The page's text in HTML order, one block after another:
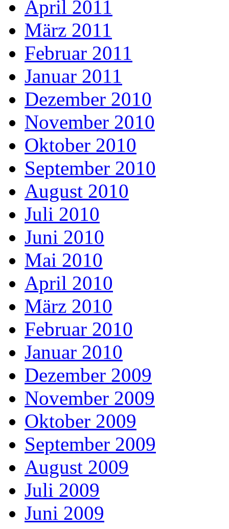
April 2011
März 2011
Februar 2011
Januar 2011
Dezember 2010
November 2010
Oktober 2010
September 2010
August 2010
Juli 2010
Juni 2010
Mai 2010
April 2010
März 2010
Februar 2010
Januar 2010
Dezember 2009
November 2009
Oktober 2009
September 2009
August 2009
Juli 2009
Juni 2009